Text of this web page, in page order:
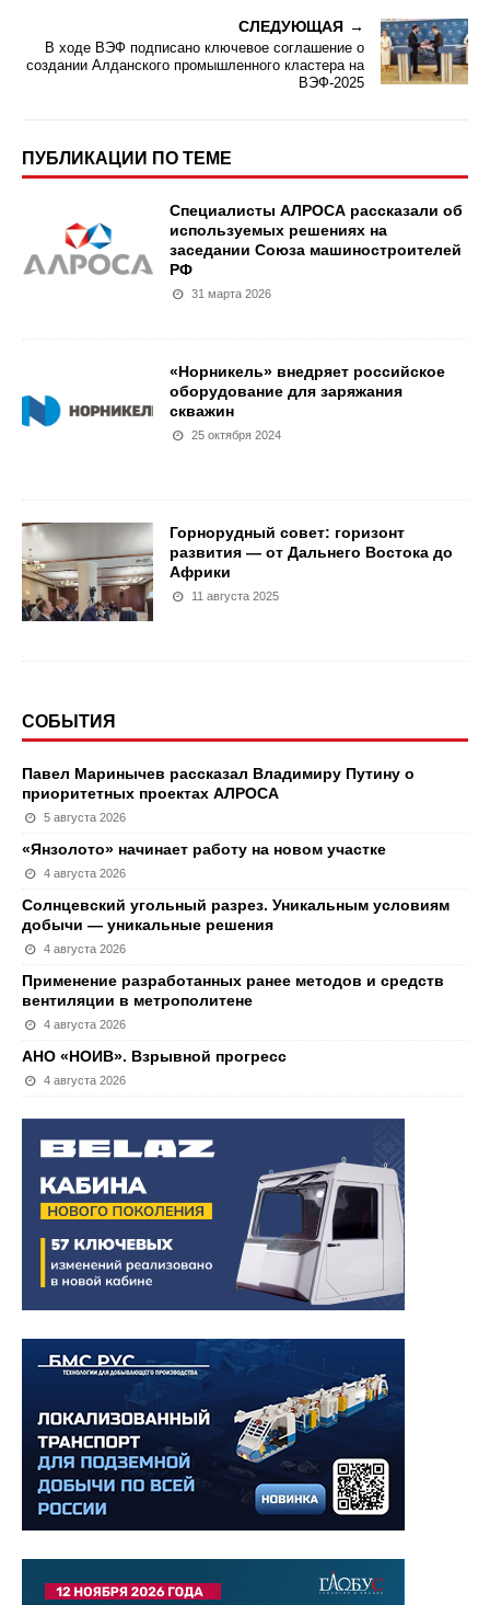
СЛЕДУЮЩАЯ
В ходе ВЭФ подписано ключевое соглашение о
создании Алданского промышленного кластера на
ВЭФ-2025
ПУБЛИКАЦИИ ПО ТЕМЕ
Специалисты АЛРОСА рассказали об
используемых решениях на
заседании Союза машиностроителей
РФ
31 марта 2026
«Норникель» внедряет российское
оборудование для заряжания
скважин
25 октября 2024
Горнорудный совет: горизонт
развития — от Дальнего Востока до
Африки
11 августа 2025
СОБЫТИЯ
Павел Маринычев рассказал Владимиру Путину о
приоритетных проектах АЛРОСА
5 августа 2026
«Янзолото» начинает работу на новом участке
4 августа 2026
Солнцевский угольный разрез. Уникальным условиям
добычи — уникальные решения
4 августа 2026
Применение разработанных ранее методов и средств
вентиляции в метрополитене
4 августа 2026
АНО «НОИВ». Взрывной прогресс
4 августа 2026